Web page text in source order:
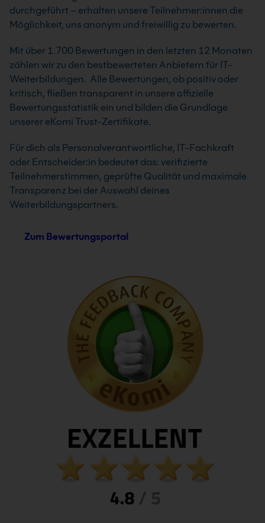
durchgeführt – erhalten unsere Teilnehmer:innen die
Möglichkeit, uns anonym und freiwillig zu bewerten.
Mit über 1.700 Bewertungen in den letzten 12 Monaten
zählen wir zu den bestbewerteten Anbietern für IT-
Weiterbildungen. Alle Bewertungen, ob positiv oder
kritisch, fließen transparent in unsere offizielle
Bewertungsstatistik ein und bilden die Grundlage
unserer eKomi Trust-Zertifikate.
Für dich als Personalverantwortliche, IT-Fachkraft
oder Entscheider:in bedeutet das: verifizierte
Teilnehmerstimmen, geprüfte Qualität und maximale
Transparenz bei der Auswahl deines
Weiterbildungspartners.
Zum Bewertungsportal